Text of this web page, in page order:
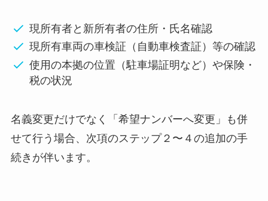
現所有者と新所有者の住所・氏名確認
現所有車両の車検証（自動車検査証）等の確認
使用の本拠の位置（駐車場証明など）や保険・
税の状況
名義変更だけでなく「希望ナンバーへ変更」も併
せて行う場合、次項のステップ２〜４の追加の手
続きが伴います。